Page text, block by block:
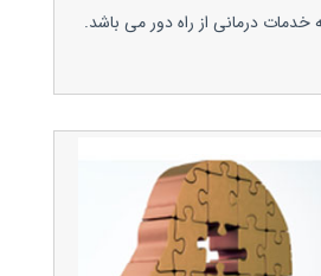
درمانی از راه دور می باشد.